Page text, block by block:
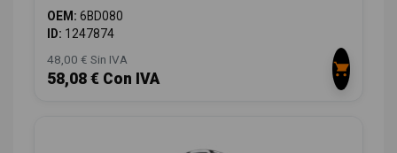
OEM: 6BD080
ID: 1247874
48,00 € Sin IVA
58,08 € Con IVA